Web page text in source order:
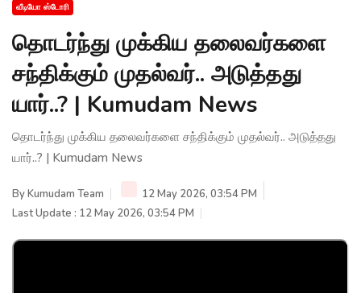
வீடியோ ஸ்டோரி
தொடர்ந்து முக்கிய தலைவர்களை
சந்திக்கும் முதல்வர்.. அடுத்தது
யார்..? | Kumudam News
தொடர்ந்து முக்கிய தலைவர்களை சந்திக்கும் முதல்வர்.. அடுத்தது
யார்..? | Kumudam News
ByKumudam Team
12 May 2026, 03:54 PM
Last Update : 12 May 2026, 03:54 PM